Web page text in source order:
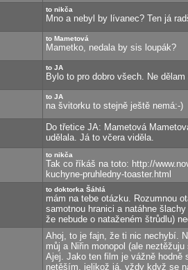
to nikča
Mno a nebyl by lívanec? Ten já
to Mametová
Mametko, nedala by sis loupák?
to JA
Bylo to pro dobro všech. Ne
to JA
na švitorku to stejně ještě nemá:-)
Do třetice JA: Mametová
udělala. Já to včera viděla.
to nikča
Tak co říkáš na toto: http://
kuchyne-pruhledny-toaster.html
to doktorka Šáhlá
mám na tebe otázku. Rozumnou
samotnou hranici a natáhne
že nebude o nataženém štrůdlu)
Ahoj, to je fajn, že ti nic nechybí.
můj a Niřin monopol (ale
Ajej. Jako ten film je vážně hodně
netěším, jelikož já, vždy když se